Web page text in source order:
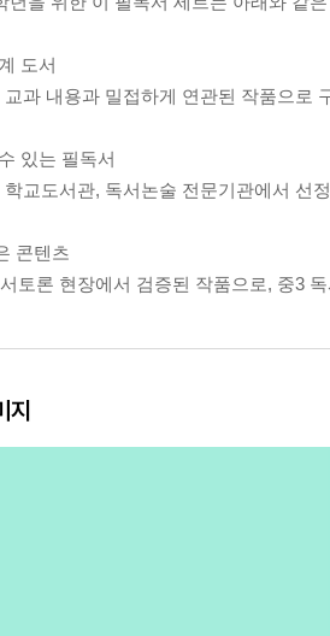
도서
교과 내용과 밀접하게 연관된 작품으로
있는 필독서
학교도서관, 독서논술 전문기관에서 선
콘텐츠
토론 현장에서 검증된 작품으로, 중3
지